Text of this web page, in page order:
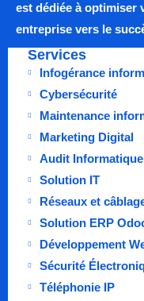
est dédiée à optimiser
entreprise vers le
Services
Infogérance
Cybersécurité
Maintenance
Marketing Digital
Audit Informatique
Solution IT
Réseaux et
Solution ERP
Développement
Sécurité
Téléphonie IP